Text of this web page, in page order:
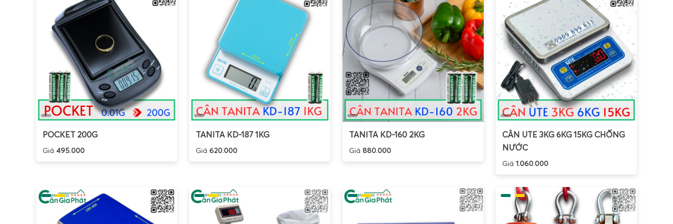
xuất nhập, nhà máy thép, nhà máy thức ăn chăn nuôi. Khung sàn thép chịu lực, mặt sàn gân chống trượt, loadcell
hợp kim hoặc inox, có thể lắp chìm hoặc nổi.
Cân treo điện tử Jadever JCH / JCR
: Cân treo móc cẩu, tải trọng từ vài trăm kg đến vài tấn, dùng trong nhà
xưởng, kho thép, bãi phế liệu. Vỏ hợp kim nhôm hoặc thép, móc treo chắc chắn, màn hình LED lớn, điều khiển từ xa.
Cân tính tiền Jadever
(một số model chuyên cho siêu thị, cửa hàng): Tích hợp chức năng tính giá, lưu mã hàng, in
hóa đơn khi kết hợp máy in, phù hợp cho mô hình bán lẻ, chợ đầu mối, cửa hàng nông sản.
Mỗi dòngcân điện tử Jadeverđều có nhiều mức tải trọng, kích thước bàn cân, kiểu hiển thị và tính năng khác nhau. Khi
làm việc vớiCân Điện Tử Gia Phát phân phối cân điện tử Jadever toàn quốc
, khách hàng được tư vấn chi tiết về dải
cân, độ chia, môi trường sử dụng, yêu cầu kết nối (RS232, RS485, Modbus, kết nối PLC, máy tính, phần mềm quản lý), từ
đó lựa chọn đúng model, tối ưu chi phí đầu tư và chi phí vận hành.
, cần xem xét đồng thời nhiều yếu tố kỹ thuật và vận hành để đảm bảo thiết bị đáp
Dải tải trọng và độ chia: Xác định khối lượng tối đa cần cân và mức độ chi tiết mong muốn. Ví dụ, cân bao bì 50kg
có thể chọn cân 100kg độ chia 10g, trong khi cân linh kiện nhỏ cần cân kỹ thuật độ chia 0,01g hoặc 0,001g.
Môi trường làm việc : Nếu môi trường ẩm ướt, có nước, hóa chất, nên chọn các model Jadever chống nước, vỏ
POCKET 200G
Giá 495.000
TANITA KD-187 1KG
Giá 620.000
TANITA KD-160 2KG
Giá 880.000
CÂN UTE 3KG 6KG 15KG CHỐNG
NƯỚC
Giá 1.060.000